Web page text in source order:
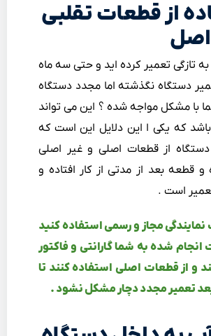
از قطعات تقلبی
اصل
تازگی تعمیر کرده اید و حتی سه ماه
دستگاه نگذشته اما مجدد دستگاه
با مشکل مواجه شده ؟ این می تواند
باشد که یکی ا این دلایل این است که
از قطعات اصلی و غیر اصلی
و قطعه بعد از مدتی از کار افتاده و
است .
نمایندگی مجاز و رسمی استفاده کنید
انجام شده به شما گارانتی و فاکتور
و از قطعات اصلی استفاده کنند تا
تعمیر مجدد دچار مشکل نشود .